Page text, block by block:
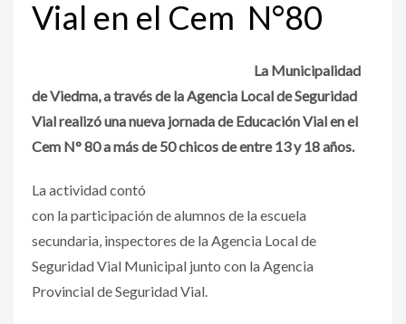
Vial en el Cem N°80
La Municipalidad
de Viedma, a través de la Agencia Local de Seguridad
Vial realizó una nueva jornada de Educación Vial en el
Cem N° 80 a más de 50 chicos de entre 13 y 18 años.
La actividad contó
con la participación de alumnos de la escuela
secundaria, inspectores de la Agencia Local de
Seguridad Vial Municipal junto con la Agencia
Provincial de Seguridad Vial.